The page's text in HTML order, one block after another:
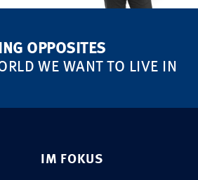
OPPOSITES
WE WANT TO LIVE IN
IM FOKUS